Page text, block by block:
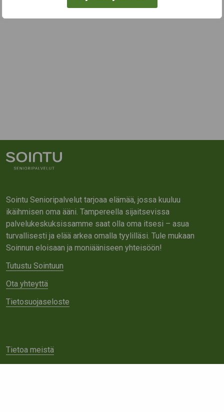
Sointu Senioripalvelut tarjoaa elämää, jossa kuuluu
ikäihmisen oma ääni. Tampereella sijaitsevissa
palvelukeskuksissamme saat olla oma itsesi – asua
turvallisesti ja elää arkea omalla tyylilläsi. Tule mukaan
Soinnun eloisaan ja moniääniseen yhteisöön!
Tutustu Sointuun
Ota yhteyttä
Tietosuojaseloste
Tietoa meistä